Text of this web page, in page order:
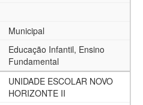
Municipal
Educação Infantil, Ensino
Fundamental
UNIDADE ESCOLAR NOVO
HORIZONTE II